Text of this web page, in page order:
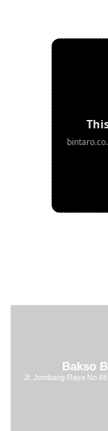
Bakso
Jl. Jombang Raya